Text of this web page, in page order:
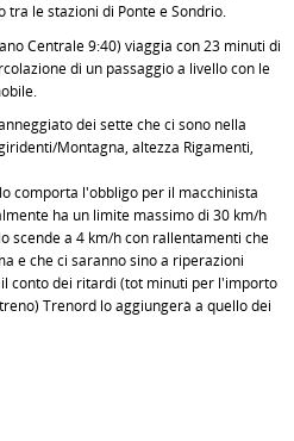
tra le stazioni di Ponte e Sondrio.
Centrale 9:40) viaggia con 23 minuti di
di un passaggio a livello con le
dei sette che ci sono nella
Montagna, altezza Rigamenti,
comporta l'obbligo per il macchinista
ha un limite massimo di 30 km/h
scende a 4 km/h con rallentamenti che
e che ci saranno sino a riperazioni
conto dei ritardi (tot minuti per l'importo
Trenord lo aggiungerà a quello dei